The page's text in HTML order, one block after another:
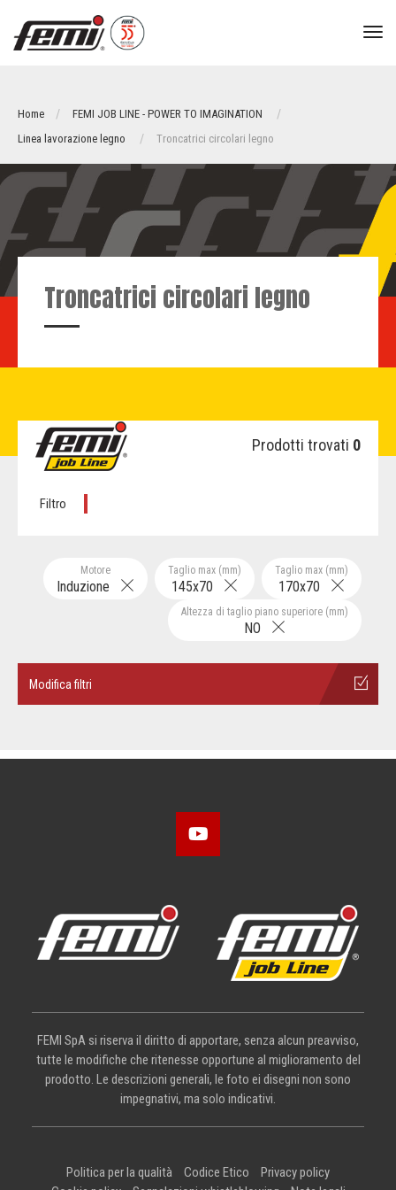
Home
FEMI JOB LINE - POWER TO IMAGINATION
Linea lavorazione legno
Troncatrici circolari legno
Troncatrici circolari legno
Prodotti trovati 0
Filtro
Taglio max (mm)
170x70
Taglio max (mm)
145x70
Motore
Induzione
Altezza di taglio piano superiore (mm)
NO
Modifica filtri
FEMI SpA si riserva il diritto di apportare, senza alcun preavviso,
tutte le modifiche che ritenesse opportune al miglioramento del
prodotto. Le descrizioni generali, le foto ei disegni non sono
impegnativi, ma solo indicativi.
Politica per la qualità Codice Etico
Privacy policy